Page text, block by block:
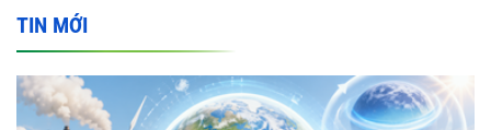
TIN MỚI